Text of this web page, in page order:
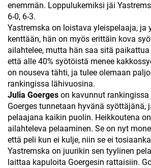
enemmän. Loppulukemiksi jäi
6-0, 6-3.
Yastremska on loistava yleispelaaja, ja
kenttään, hän on myös erittäin kova
ailahtelee, mutta hän saa sitä
että alle 40% syötöistä menee
on nouseva tähti, ja tulee olemaan
rankingissa lähivuosina.
Julia Goerges on kavunnut rankingissa
Goerges tunnetaan hyvänä syöttäjänä,
pelaajana kaikin puolin. Heikkoutena
ailahteleva pelaaminen. Se on nyt
että peli kun ei kulje, niin se ei
Yastremska on juurikin sen tyylinen
laittaa kapuloita Goergesin rattaisiin.